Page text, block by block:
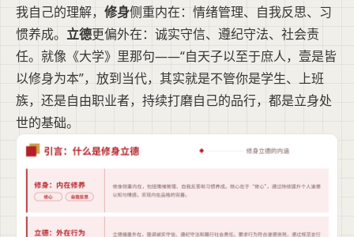
我自己的理解， 修身侧重内在：情绪管理、自我反思、习
惯养成。 立德更偏外在：诚实守信、遵纪守法、社会责
任。就像《大学》里那句——“自天子以至于庶人，壹是皆
以修身为本”，放到当代，其实就是不管你是学生、上班
族，还是自由职业者，持续打磨自己的品行，都是立身处
世的基础。